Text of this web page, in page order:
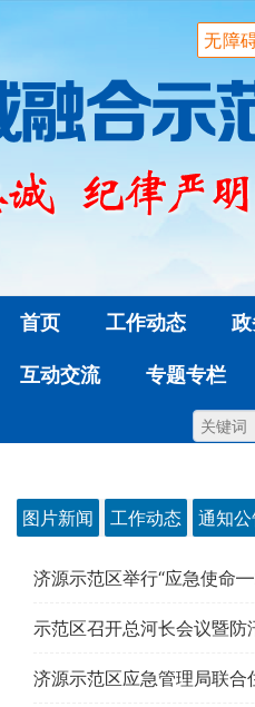
无障
首页 工作动态
互动交流 专题专栏
图片新闻 工作动态 通知
济源示范区举行“应急使命
示范区召开总河长会议暨防
济源示范区应急管理局联